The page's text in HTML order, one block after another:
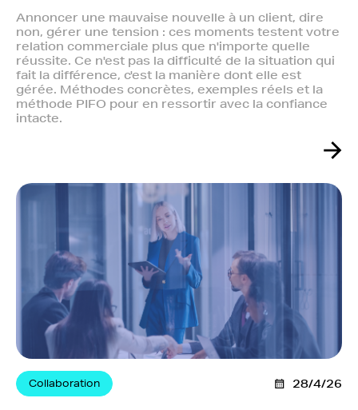
Annoncer une mauvaise nouvelle à un client, dire
non, gérer une tension : ces moments testent votre
relation commerciale plus que n'importe quelle
réussite. Ce n'est pas la difficulté de la situation qui
fait la différence, c'est la manière dont elle est
gérée. Méthodes concrètes, exemples réels et la
méthode PIFO pour en ressortir avec la confiance
intacte.
Collaboration 28/4/26